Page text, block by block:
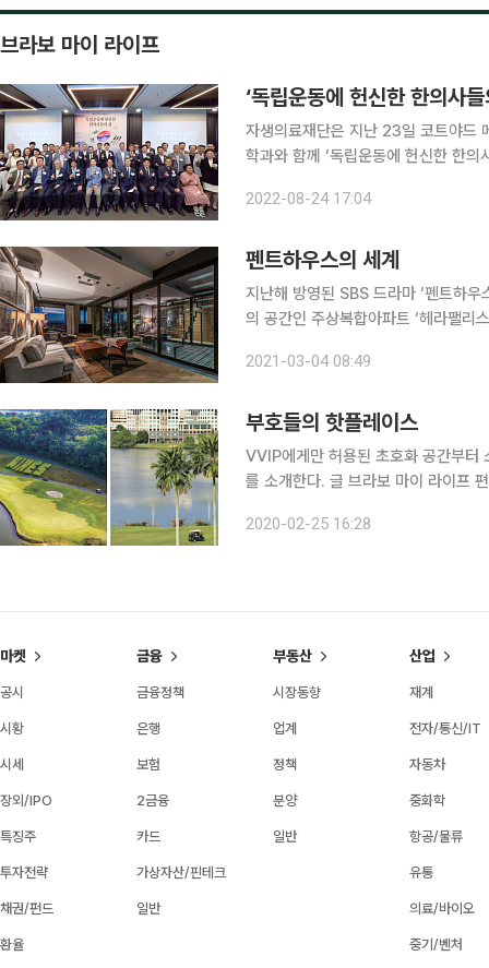
브라보 마이 라이프
‘독립운동에 헌신한 한의사
자생의료재단은 지난 23일 코트야드
학과와 함께 ‘독립운동에 헌신한 한
50여 명의 역사학 전문가들이 참여했
2022-08-24 17:04
펜트하우스의 세계
지난해 방영된 SBS 드라마 ‘펜트하
의 공간인 주상복합아파트 ‘헤라팰리
펴보자. 최근 영국의 억만장자이자
2021-03-04 08:49
부호들의 핫플레이스
VVIP에게만 허용된 초호화 공간부터
를 소개한다. 글 브라보 마이 라이프 편집국 bravo@etoday.co.kr ◇ 쿠알라룸푸르 ‘마인즈 리조
조트&골프 클럽’은 상위 1% 슈퍼리
2020-02-25 16:28
마켓
공시
시황
시세
장외/IPO
특징주
투자전략
채권/펀드
환율
금융
금융정책
은행
보험
2금융
카드
가상자산/핀테크
일반
부동산
시장동향
업계
정책
분양
일반
산업
재계
전자/통신/IT
자동차
중화학
항공/물류
유통
의료/바이오
중기/벤처